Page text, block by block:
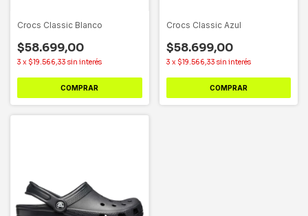
Crocs Classic Blanco
$58.699,00
3 x $19.566,33 sin interés
COMPRAR
Crocs Classic Azul
$58.699,00
3 x $19.566,33 sin interés
COMPRAR